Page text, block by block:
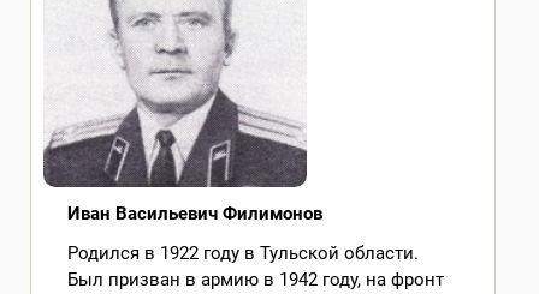
Иван Васильевич Филимонов
Родился в 1922 году в Тульской области.
Был призван в армию в 1942 году, на фронт